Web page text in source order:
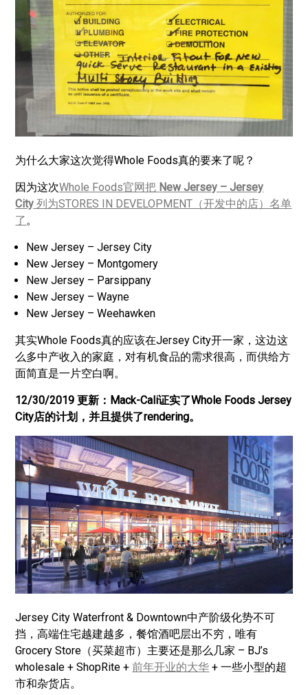
为什么大家这次觉得Whole Foods真的要来了呢？
因为这次Whole Foods官网把 New Jersey – Jersey
City 列为STORES IN DEVELOPMENT（开发中的店）名单
了。
New Jersey – Jersey City
New Jersey – Montgomery
New Jersey – Parsippany
New Jersey – Wayne
New Jersey – Weehawken
其实Whole Foods真的应该在Jersey City开一家，这边这
么多中产收入的家庭，对有机食品的需求很高，而供给方
面简直是一片空白啊。
12/30/2019 更新：Mack-Cali证实了Whole Foods Jersey
City店的计划，并且提供了rendering。
Jersey City Waterfront & Downtown中产阶级化势不可
挡，高端住宅越建越多，餐馆酒吧层出不穷，唯有
Grocery Store（买菜超市）主要还是那么几家 – BJ’s
wholesale + ShopRite +前年开业的大华 + 一些小型的超
市和杂货店。